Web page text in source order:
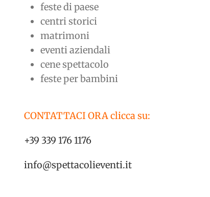
feste di paese
centri storici
matrimoni
eventi aziendali
cene spettacolo
feste per bambini
CONTATTACI ORA clicca su:
+39 339 176 1176
info@spettacolieventi.it